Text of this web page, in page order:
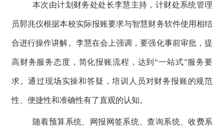
本次由计划财务处处长李慧主持，计财处系统管理
员郭兆仪根据本校实际报账要求与智慧财务软件使用相结
合进行操作讲解。李慧在会上强调，要强化事前审批，提
高财务服务态度，简化报账流程，达到“一站式”服务要
求。通过现场实操和答疑，培训人员对财务报账的规范
性、便捷性和准确性有了直观的认知。
随着预算系统、网报网签系统、查询系统、收费系